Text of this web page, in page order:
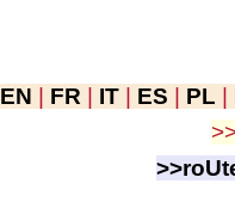
EN | FR | IT | ES | PL |